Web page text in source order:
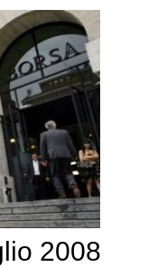
2008